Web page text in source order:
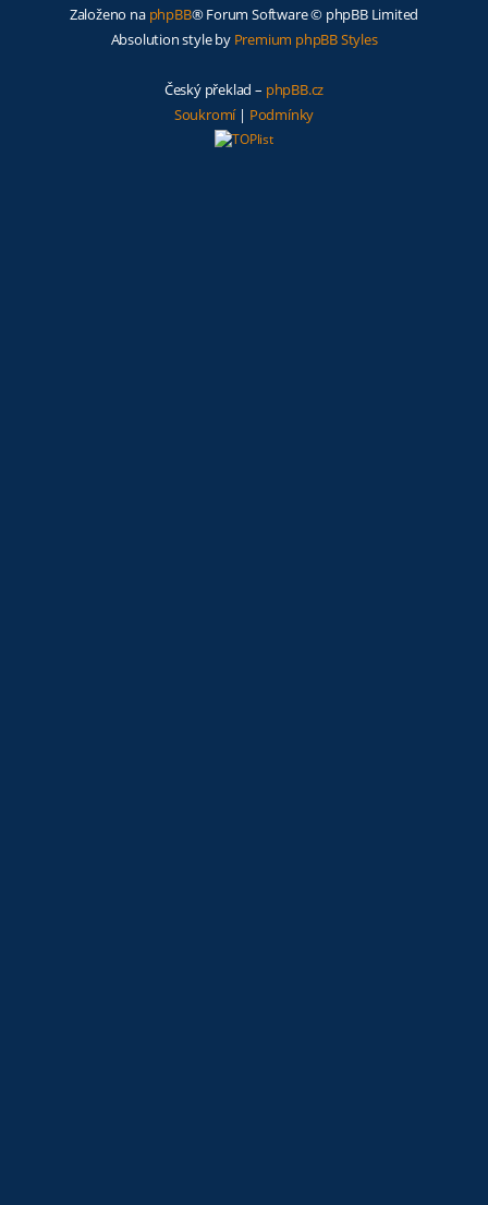
Založeno na phpBB® Forum Software © phpBB Limited
Absolution style by Premium phpBB Styles
Český překlad – phpBB.cz
Soukromí| Podmínky